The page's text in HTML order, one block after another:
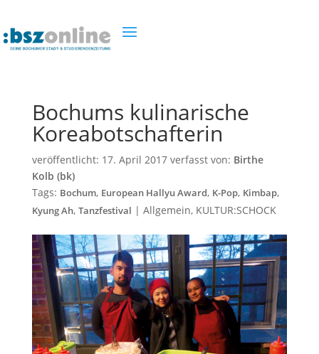
Bochums kulinarische
Koreabotschafterin
veröffentlicht: 17. April 2017verfasst von: Birthe
Kolb (bk)
Tags: Bochum, European Hallyu Award, K-Pop, Kimbap,
Kyung Ah, Tanzfestival | Allgemein, KULTUR:SCHOCK